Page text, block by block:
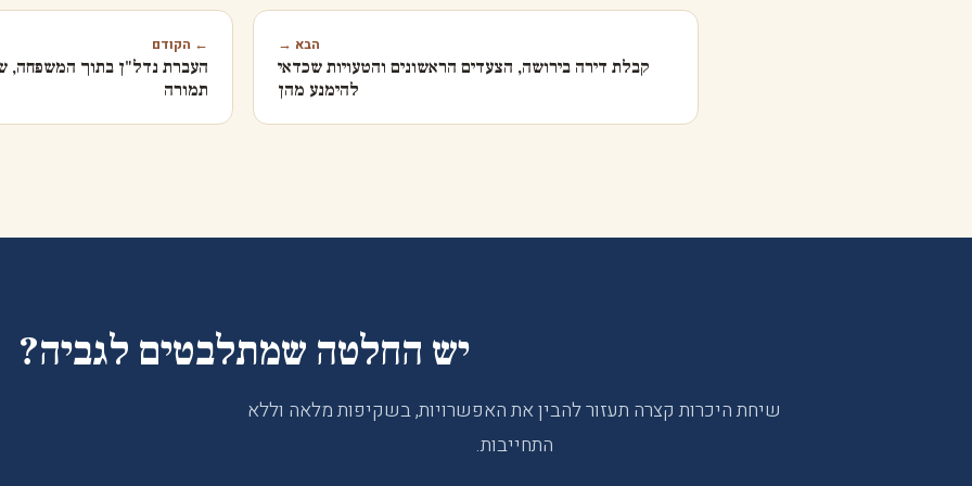
הבא →
קבלת דירה בירושה, הצעדים הראשונים והטעויות שכדאי
להימנע מהן
← הקודם
העברת נדל"ן בתוך המשפחה,
תמורה
יש החלטה שמתלבטים לגביה?
שיחת היכרות קצרה תעזור להבין את האפשרויות, בשקיפות מלאה וללא
התחייבות.